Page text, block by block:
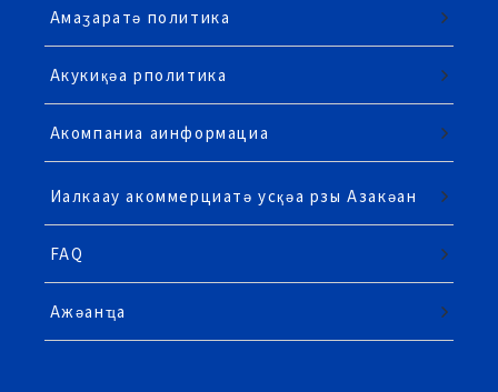
Амаӡаратә политика
Акукиқәа рполитика
Акомпаниа аинформациа
Иалкаау акоммерциатә усқәа рзы Азакәан
FAQ
Ажәанҵа